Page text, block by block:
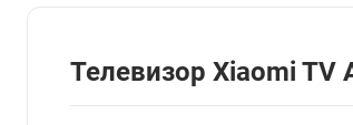
Телевизор Xiaomi TV